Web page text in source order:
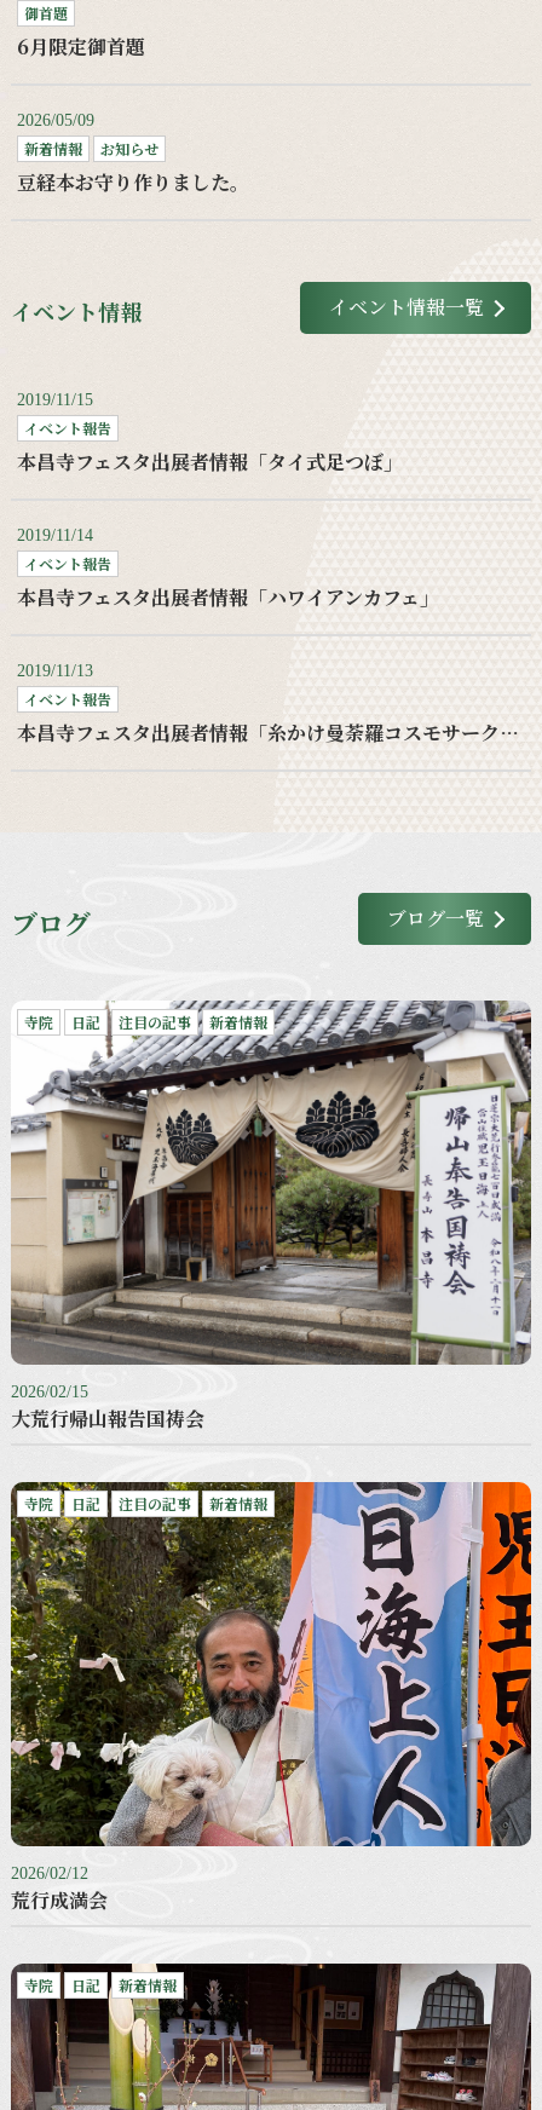
御首題
6月限定御首題
2026/05/09
新着情報 お知らせ
豆経本お守り作りました。
イベント情報 イベント情報一覧
2019/11/15
イベント報告
本昌寺フェスタ出展者情報「タイ式足つぼ」
2019/11/14
イベント報告
本昌寺フェスタ出展者情報「ハワイアンカフェ」
2019/11/13
イベント報告
本昌寺フェスタ出展者情報「糸かけ曼荼羅コスモサークルワークショップ」
ブログ ブログ一覧
寺院 日記 注目の記事 新着情報
2026/02/15
大荒行帰山報告国祷会
寺院 日記 注目の記事 新着情報
2026/02/12
荒行成満会
寺院 日記 新着情報